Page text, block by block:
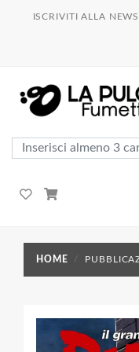
ISCRIVITI ALLA
HOME